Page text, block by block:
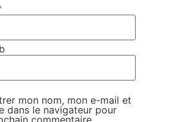
mon nom, mon e-mail et
dans le navigateur pour